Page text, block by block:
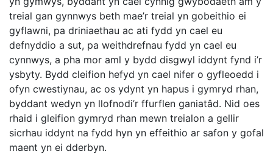
treial gan gynnwys beth mae’r treial yn gobeithio ei
gyflawni, pa driniaethau ac ati fydd yn cael eu
defnyddio a sut, pa weithdrefnau fydd yn cael eu
cynnwys, a pha mor aml y bydd disgwyl iddynt fynd i’r
ysbyty. Bydd cleifion hefyd yn cael nifer o gyfleoedd i
ofyn cwestiynau, ac os ydynt yn hapus i gymryd rhan,
byddant wedyn yn llofnodi’r ffurflen ganiatâd. Nid oes
rhaid i gleifion gymryd rhan mewn treialon a gellir
sicrhau iddynt na fydd hyn yn effeithio ar safon y gofal
maent yn ei dderbyn.